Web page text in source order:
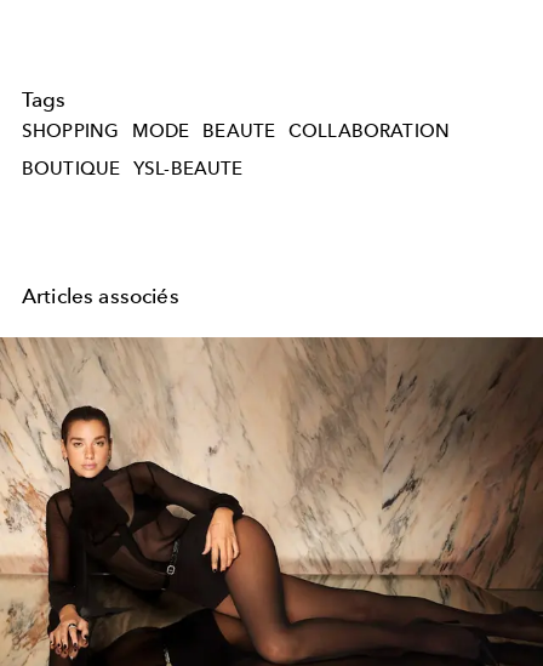
Tags
SHOPPING MODE BEAUTE
COLLABORATION
BOUTIQUE
YSL-BEAUTE
Articles associés